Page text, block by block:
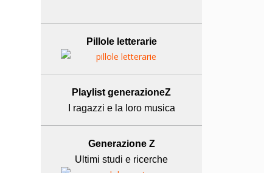
Pillole letterarie
Playlist generazioneZ
I ragazzi e la loro musica
Generazione Z
Ultimi studi e ricerche